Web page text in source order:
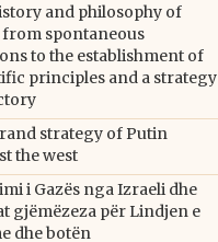
and philosophy of
from spontaneous
to the establishment of
principles and a strategy
strategy of Putin
the west
i Gazës nga Izraeli dhe
gjëmëzeza për Lindjen e
dhe botën